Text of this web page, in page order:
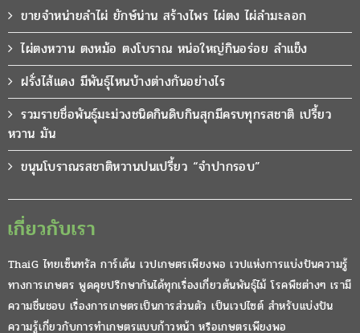
ขายจำหน่ายลำไผ่ ยักษ์น่าน สร้างไพร ไผ่ตง ไผ่ลำมะลอก
ไผ่ตงหวาน ตงหม้อ ตงโบราณ หน่อใหญ่กินอร่อย ลำแข็ง
ฝรั่งไส้แดง มีพันธุ์ไหนบ้างต่างกันอย่างไร
รวมรายชื่อพันธุ์มะม่วงชนิดกินดิบกินสุกมีครบทุกรสชาติ เปรี้ยว
หวาน มัน
ขนุนโบราณรสชาติหวานปนเปรี้ยว “จำปากรอบ”
เกี่ยวกับเรา
ThaiG ไทยเซ็นทรัล การ์เด้น เวปเกษตรเพียงพอ เวปแห่งการแบ่งปันความรู้
ทางการเกษตร พูดคุยปรึกษากันได้ทุกเรื่องเกี่ยวต้นพันธุ์ไม้ โรคพืชต่างๆ เรามี
ความชื่นชอบ เรื่องการเกษตรเป็นการส่วนตัว เป็นเวปไซต์ สำหรับแบ่งปัน
ความรู้เกี่ยวกับการทำเกษตรแบบก้าวหน้า หรือเกษตรเพียงพอ